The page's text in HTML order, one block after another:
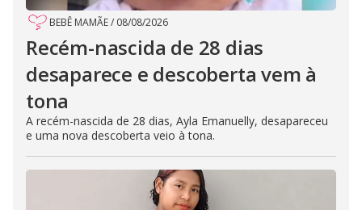
BEBÊ MAMÃE/ 08/08/2026
Recém-nascida de 28 dias
desaparece e descoberta vem à
tona
A recém-nascida de 28 dias, Ayla Emanuelly, desapareceu
e uma nova descoberta veio à tona.